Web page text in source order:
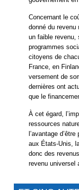
Concernant le
donné du revenu
un faible revenu,
programmes
citoyens de
France, en
versement de
dernières ont
que le
À cet égard,
ressources
l’avantage
aux États-Unis,
donc des
revenu universel